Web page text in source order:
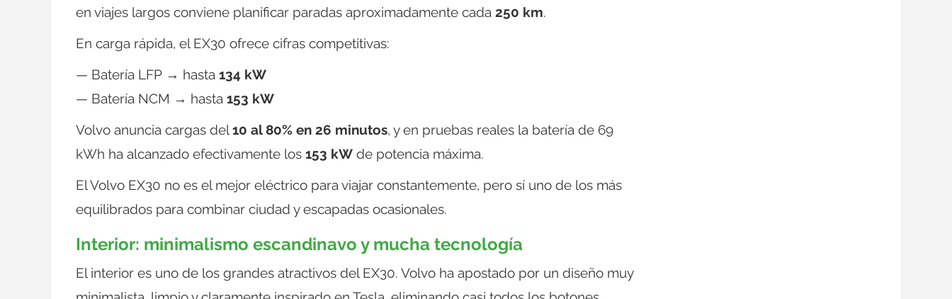
en viajes largos conviene planificar paradas aproximadamente cada 250 km.
En carga rápida, el EX30 ofrece cifras competitivas:
— Batería LFP → hasta 134 kW
— Batería NCM → hasta 153 kW
Volvo anuncia cargas del10 al 80% en 26 minutos, y en pruebas reales la batería de 69
kWh ha alcanzado efectivamente los 153 kW de potencia máxima.
El Volvo EX30 no es el mejor eléctrico para viajar constantemente, pero sí uno de los más
equilibrados para combinar ciudad y escapadas ocasionales.
Interior: minimalismo escandinavo y mucha tecnología
El interior es uno de los grandes atractivos del EX30. Volvo ha apostado por un diseño muy